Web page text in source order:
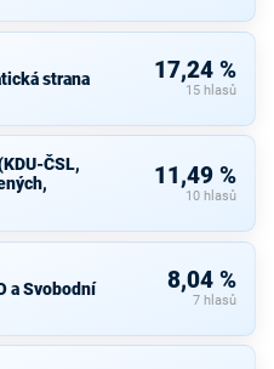
strana 17,24 %
15 hlasů
ČSL,
11,49 %
10 hlasů
a Svobodní 8,04 %
7 hlasů